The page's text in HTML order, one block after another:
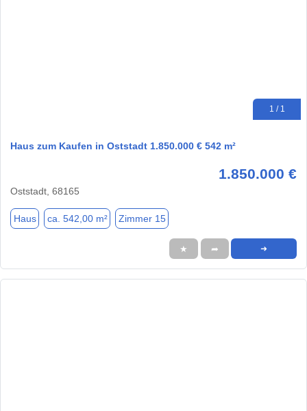
1 / 1
Haus zum Kaufen in Oststadt 1.850.000 € 542 m²
1.850.000 €
Oststadt, 68165
Haus ca. 542,00 m² Zimmer 15
★ ➦ ➜